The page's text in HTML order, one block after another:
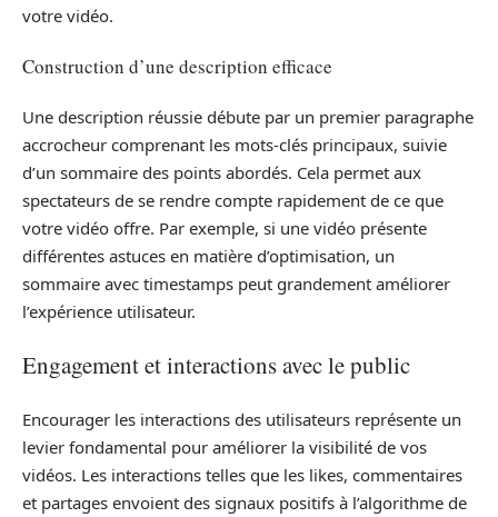
votre vidéo.
Construction d’une description efficace
Une description réussie débute par un premier paragraphe
accrocheur comprenant les mots-clés principaux, suivie
d’un sommaire des points abordés. Cela permet aux
spectateurs de se rendre compte rapidement de ce que
votre vidéo offre. Par exemple, si une vidéo présente
différentes astuces en matière d’optimisation, un
sommaire avec timestamps peut grandement améliorer
l’expérience utilisateur.
Engagement et interactions avec le public
Encourager les interactions des utilisateurs représente un
levier fondamental pour améliorer la visibilité de vos
vidéos. Les interactions telles que les likes, commentaires
et partages envoient des signaux positifs à l’algorithme de